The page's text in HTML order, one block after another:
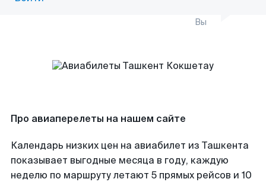
Вы
Про авиаперелеты на нашем сайте
Календарь низких цен на авиабилет из Ташкента
показывает выгодные месяца в году, каждую
неделю по маршруту летают 5 прямых рейсов и 10